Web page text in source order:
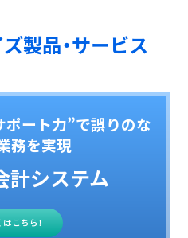
製品・サービス
ート力”で誤りのな
務を実現
計システム
こちら！